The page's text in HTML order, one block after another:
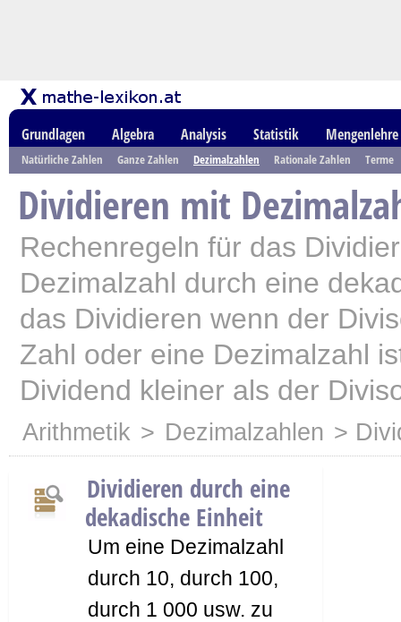
Grundlagen Algebra Analysis Statistik Mengenlehre
Natürliche Zahlen Ganze Zahlen Dezimalzahlen Rationale Zahlen Terme
Dividieren mit
Rechenregeln für das
Dezimalzahl durch eine
das Dividieren wenn der
Zahl oder eine Dezimalzahl
Dividend kleiner als der
Arithmetik > Dezimalzahlen >
Dividieren durch eine
dekadische Einheit
Um eine Dezimalzahl
durch 10, durch 100,
durch 1 000 usw. zu